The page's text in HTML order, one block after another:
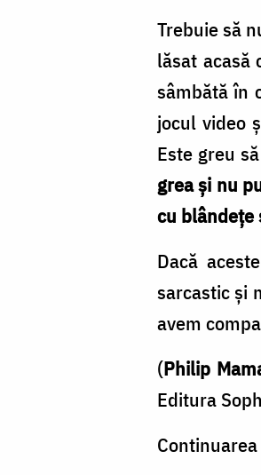
Trebuie să
lăsat acasă
sâmbătă în
jocul video
Este greu
grea și nu
cu blândețe
Dacă
sarcastic și
avem
(Philip
Editura